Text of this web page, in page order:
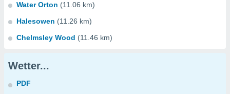
Water Orton (11.06 km)
Halesowen (11.26 km)
Chelmsley Wood (11.46 km)
Wetter...
PDF